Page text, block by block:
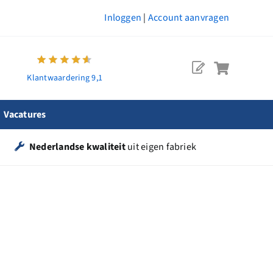
Inloggen | Account aanvragen
Klantwaardering 9,1
Vacatures
Nederlandse kwaliteituit eigen fabriek